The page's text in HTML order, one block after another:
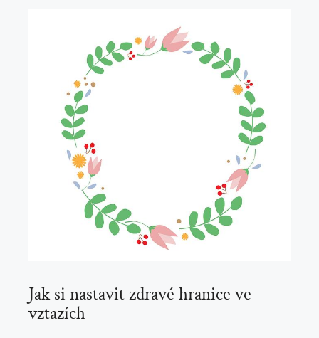
Jak si nastavit zdravé ‍hranice ‍ve
vztazích